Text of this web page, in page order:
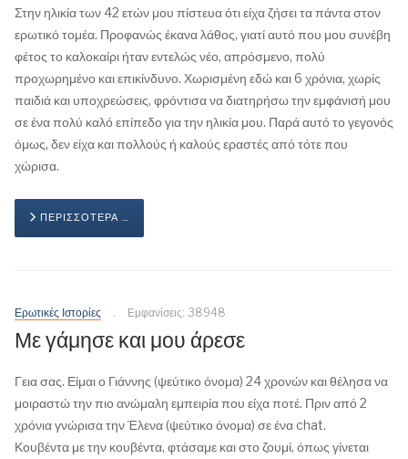
Στην ηλικία των 42 ετών μου πίστευα ότι είχα ζήσει τα πάντα στον
ερωτικό τομέα. Προφανώς έκανα λάθος, γιατί αυτό που μου συνέβη
φέτος το καλοκαίρι ήταν εντελώς νέο, απρόσμενο, πολύ
προχωρημένο και επικίνδυνο. Χωρισμένη εδώ και 6 χρόνια, χωρίς
παιδιά και υποχρεώσεις, φρόντισα να διατηρήσω την εμφάνισή μου
σε ένα πολύ καλό επίπεδο για την ηλικία μου. Παρά αυτό το γεγονός
όμως, δεν είχα και πολλούς ή καλούς εραστές από τότε που
χώρισα.
ΠΕΡΙΣΣΌΤΕΡΑ …
Ερωτικές Ιστορίες Εμφανίσεις: 38948
Με γάμησε και μου άρεσε
Γεια σας. Είμαι ο Γιάννης (ψεύτικο όνομα) 24 χρονών και θέλησα να
μοιραστώ την πιο ανώμαλη εμπειρία που είχα ποτέ. Πριν από 2
χρόνια γνώρισα την Έλενα (ψεύτικο όνομα) σε ένα chat.
Κουβέντα με την κουβέντα, φτάσαμε και στο ζουμί, όπως γίνεται